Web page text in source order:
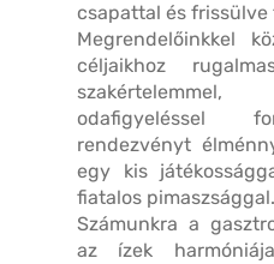
csapattal és frissülve
Megrendelőinkkel
céljaikhoz
odafigyeléssel
rendezvényt
egy kis
fiatalos pimaszsággal.
Számunkra a
az ízek